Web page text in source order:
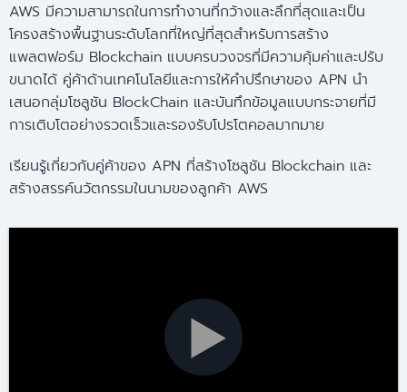
AWS มีความสามารถในการทำงานที่กว้างและลึกที่สุดและเป็น
โครงสร้างพื้นฐานระดับโลกที่ใหญ่ที่สุดสำหรับการสร้าง
แพลตฟอร์ม Blockchain แบบครบวงจรที่มีความคุ้มค่าและปรับ
ขนาดได้ คู่ค้าด้านเทคโนโลยีและการให้คำปรึกษาของ APN นำ
เสนอกลุ่มโซลูชัน BlockChain และบันทึกข้อมูลแบบกระจายที่มี
การเติบโตอย่างรวดเร็วและรองรับโปรโตคอลมากมาย
เรียนรู้เกี่ยวกับคู่ค้าของ APN ที่สร้างโซลูชัน Blockchain และ
สร้างสรรค์นวัตกรรมในนามของลูกค้า AWS